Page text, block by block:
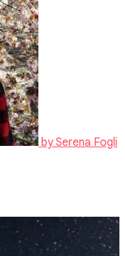
bySerena Fogli